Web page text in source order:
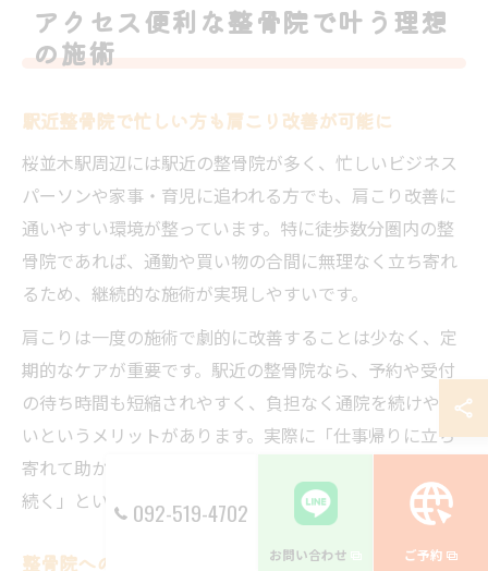
アクセス便利な整骨院で叶う理想
の施術
駅近整骨院で忙しい方も肩こり改善が可能に
桜並木駅周辺には駅近の整骨院が多く、忙しいビジネス
パーソンや家事・育児に追われる方でも、肩こり改善に
通いやすい環境が整っています。特に徒歩数分圏内の整
骨院であれば、通勤や買い物の合間に無理なく立ち寄れ
るため、継続的な施術が実現しやすいです。
肩こりは一度の施術で劇的に改善することは少なく、定
期的なケアが重要です。駅近の整骨院なら、予約や受付
の待ち時間も短縮されやすく、負担なく通院を続けやす
いというメリットがあります。実際に「仕事帰りに立ち
寄れて助かる」「駅から近くて通院のモチベーションが
続く」といった利用者の声も多く聞かれます。
整骨院へのアクセス利便性が通院継続に与える効果
092-519-4702
お問い合わせ ご予約